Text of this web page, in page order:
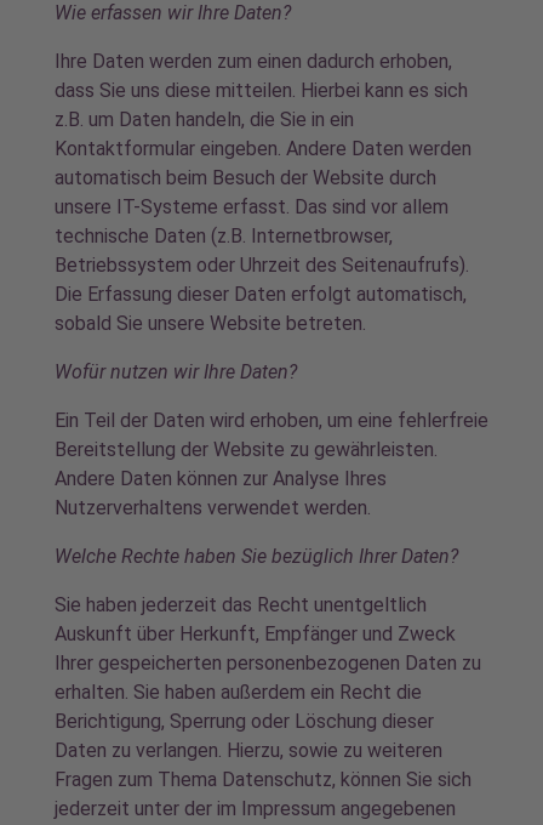
Wie erfassen wir Ihre Daten?
Ihre Daten werden zum einen dadurch erhoben,
dass Sie uns diese mitteilen. Hierbei kann es sich
z.B. um Daten handeln, die Sie in ein
Kontaktformular eingeben. Andere Daten werden
automatisch beim Besuch der Website durch
unsere IT-Systeme erfasst. Das sind vor allem
technische Daten (z.B. Internetbrowser,
Betriebssystem oder Uhrzeit des Seitenaufrufs).
Die Erfassung dieser Daten erfolgt automatisch,
sobald Sie unsere Website betreten.
Wofür nutzen wir Ihre Daten?
Ein Teil der Daten wird erhoben, um eine fehlerfreie
Bereitstellung der Website zu gewährleisten.
Andere Daten können zur Analyse Ihres
Nutzerverhaltens verwendet werden.
Welche Rechte haben Sie bezüglich Ihrer Daten?
Sie haben jederzeit das Recht unentgeltlich
Auskunft über Herkunft, Empfänger und Zweck
Ihrer gespeicherten personenbezogenen Daten zu
erhalten. Sie haben außerdem ein Recht die
Berichtigung, Sperrung oder Löschung dieser
Daten zu verlangen. Hierzu, sowie zu weiteren
Fragen zum Thema Datenschutz, können Sie sich
jederzeit unter der im Impressum angegebenen